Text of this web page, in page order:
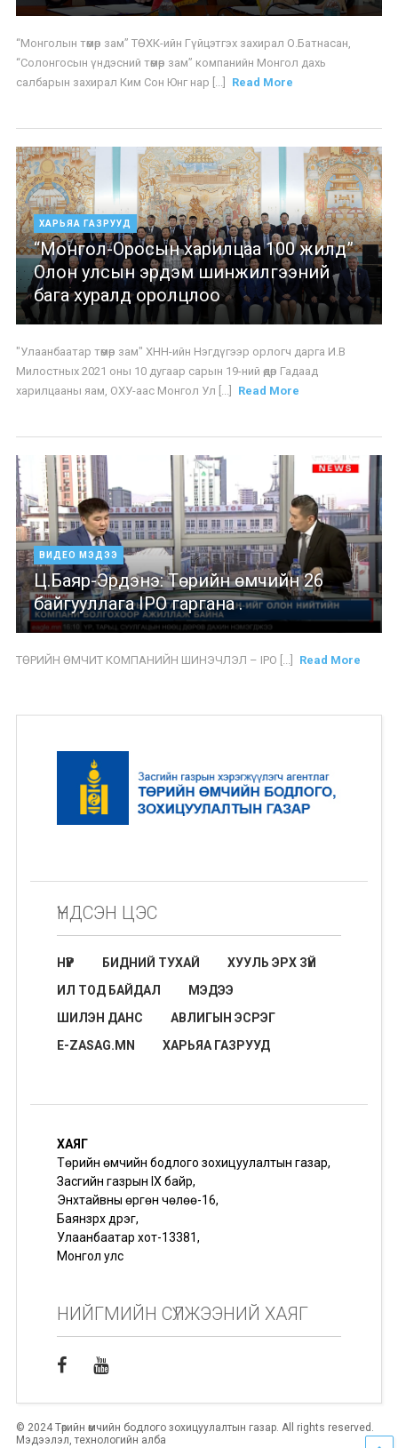
“Монголын төмөр зам” ТӨХК-ийн Гүйцэтгэх захирал О.Батнасан,
“Солонгосын үндэсний төмөр зам” компанийн Монгол дахь
салбарын захирал Ким Сон Юнг нар [...]
Read More
ХАРЬЯА ГАЗРУУД
“Монгол-Оросын харилцаа 100 жилд”
Олон улсын эрдэм шинжилгээний
бага хуралд оролцлоо
"Улаанбаатар төмөр зам" ХНН-ийн Нэгдүгээр орлогч дарга И.В
Милостных 2021 оны 10 дугаар сарын 19-ний өдөр Гадаад
харилцааны яам, ОХУ-аас Монгол Ул [...]
Read More
ВИДЕО МЭДЭЭ
Ц.Баяр-Эрдэнэ: Төрийн өмчийн 26
байгууллага IPO гаргана .
ТӨРИЙН ӨМЧИТ КОМПАНИЙН ШИНЭЧЛЭЛ – IPO [...] Read More
ҮНДСЭН ЦЭС
НҮҮР БИДНИЙ ТУХАЙ
ХУУЛЬ ЭРХ ЗҮЙ
ИЛ ТОД БАЙДАЛ
МЭДЭЭ
ШИЛЭН ДАНС
АВЛИГЫН ЭСРЭГ
E-ZASAG.MN
ХАРЬЯА ГАЗРУУД
ХАЯГ
Төрийн өмчийн бодлого зохицуулалтын газар,
Засгийн газрын IX байр,
Энхтайвны өргөн чөлөө-16,
Баянзүрх дүүрэг,
Улаанбаатар хот-13381,
Монгол улс
НИЙГМИЙН СҮЛЖЭЭНИЙ ХАЯГ
© 2024 Төрийн өмчийн бодлого зохицуулалтын газар. All rights reserved.
Мэдээлэл, технологийн алба